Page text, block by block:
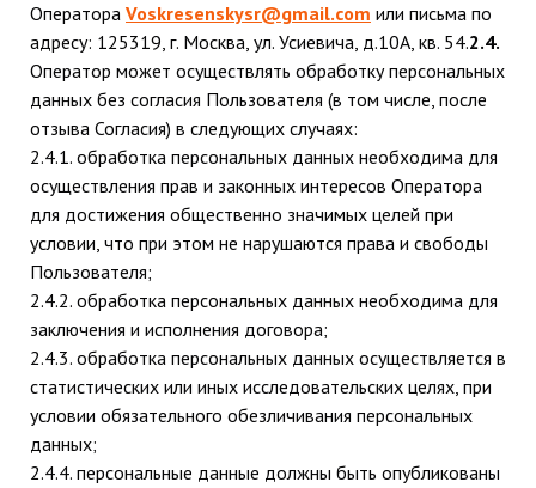
Оператора Voskresenskysr@gmail.com или письма по
адресу: 125319, г. Москва, ул. Усиевича, д.10А, кв. 54.2.4.
Оператор может осуществлять обработку персональных
данных без согласия Пользователя (в том числе, после
отзыва Согласия) в следующих случаях:
2.4.1. обработка персональных данных необходима для
осуществления прав и законных интересов Оператора
для достижения общественно значимых целей при
условии, что при этом не нарушаются права и свободы
Пользователя;
2.4.2. обработка персональных данных необходима для
заключения и исполнения договора;
2.4.3. обработка персональных данных осуществляется в
статистических или иных исследовательских целях, при
условии обязательного обезличивания персональных
данных;
2.4.4. персональные данные должны быть опубликованы